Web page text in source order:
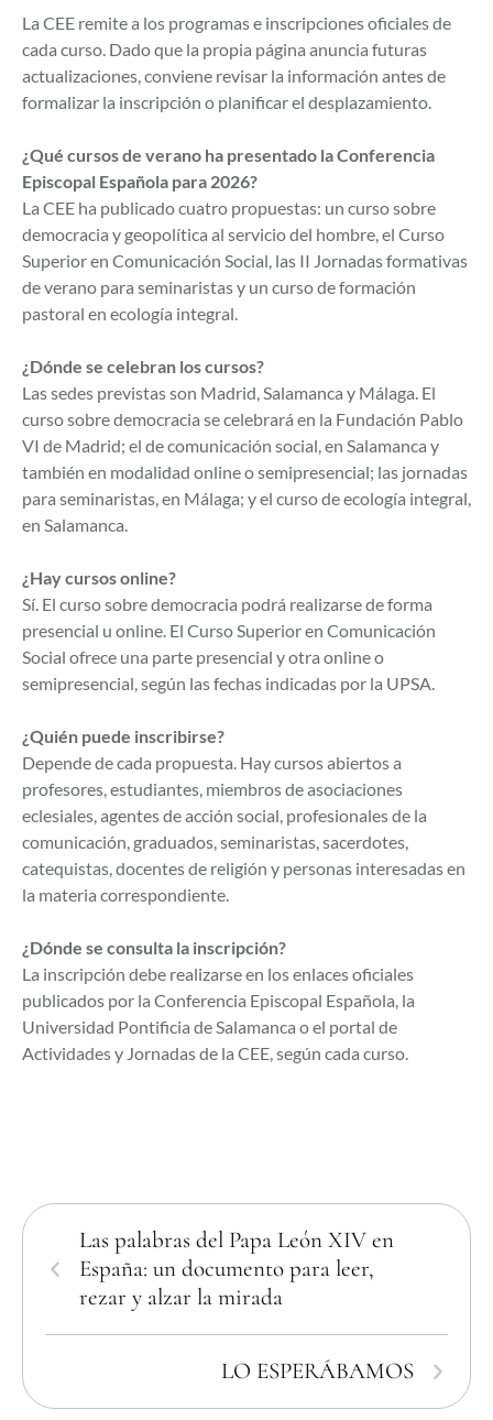
La CEE remite a los programas e inscripciones oficiales de
cada curso. Dado que la propia página anuncia futuras
actualizaciones, conviene revisar la información antes de
formalizar la inscripción o planificar el desplazamiento.
¿Qué cursos de verano ha presentado la Conferencia
Episcopal Española para 2026?
La CEE ha publicado cuatro propuestas: un curso sobre
democracia y geopolítica al servicio del hombre, el Curso
Superior en Comunicación Social, las II Jornadas formativas
de verano para seminaristas y un curso de formación
pastoral en ecología integral.
¿Dónde se celebran los cursos?
Las sedes previstas son Madrid, Salamanca y Málaga. El
curso sobre democracia se celebrará en la Fundación Pablo
VI de Madrid; el de comunicación social, en Salamanca y
también en modalidad online o semipresencial; las jornadas
para seminaristas, en Málaga; y el curso de ecología integral,
en Salamanca.
¿Hay cursos online?
Sí. El curso sobre democracia podrá realizarse de forma
presencial u online. El Curso Superior en Comunicación
Social ofrece una parte presencial y otra online o
semipresencial, según las fechas indicadas por la UPSA.
¿Quién puede inscribirse?
Depende de cada propuesta. Hay cursos abiertos a
profesores, estudiantes, miembros de asociaciones
eclesiales, agentes de acción social, profesionales de la
comunicación, graduados, seminaristas, sacerdotes,
catequistas, docentes de religión y personas interesadas en
la materia correspondiente.
¿Dónde se consulta la inscripción?
La inscripción debe realizarse en los enlaces oficiales
publicados por la Conferencia Episcopal Española, la
Universidad Pontificia de Salamanca o el portal de
Actividades y Jornadas de la CEE, según cada curso.
Las palabras del Papa León XIV en
España: un documento para leer,
rezar y alzar la mirada
LO ESPERÁBAMOS